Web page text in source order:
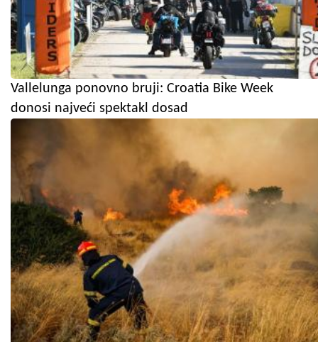
Vallelunga ponovno bruji: Croatia Bike Week
donosi najveći spektakl dosad